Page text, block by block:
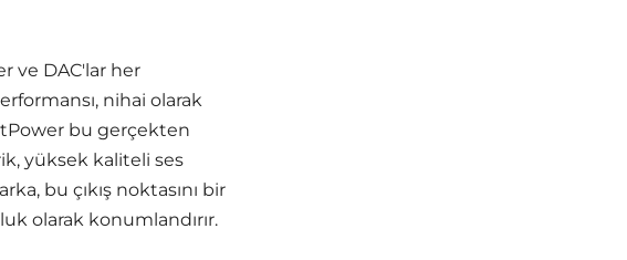
ve DAC'lar her
nihai olarak
bu gerçekten
yüksek kaliteli ses
bu çıkış noktasını bir
olarak konumlandırır.